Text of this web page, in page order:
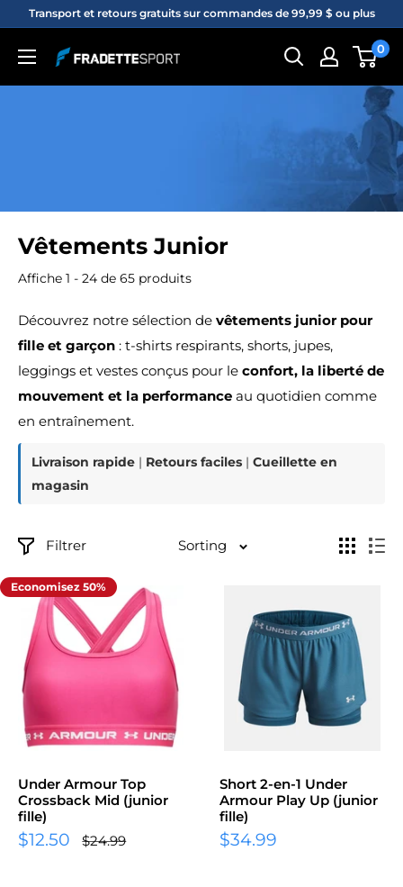
Passer
contenu
Transport et retours gratuits sur commandes de 99,99 $ ou plus
Fradette
sport
0
Vêtements Junior
Affiche 1 - 24 de 65 produits
Découvrez notre sélection de vêtements junior pour
fille et garçon : t-shirts respirants, shorts, jupes,
leggings et vestes conçus pour le confort, la liberté de
mouvement et la performance au quotidien comme
en entraînement.
Livraison rapide | Retours faciles | Cueillette en
magasin
Filtrer Sorting
Economisez 50%
Under Armour Top
Crossback Mid (junior
fille)
Prix
$12.50 Prix
normal
$24.99
Short 2-en-1 Under
Armour Play Up (junior
fille)
Prix
$34.99